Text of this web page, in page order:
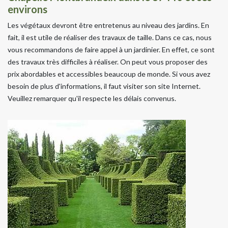
environs
Les végétaux devront être entretenus au niveau des jardins. En
fait, il est utile de réaliser des travaux de taille. Dans ce cas, nous
vous recommandons de faire appel à un jardinier. En effet, ce sont
des travaux très difficiles à réaliser. On peut vous proposer des
prix abordables et accessibles beaucoup de monde. Si vous avez
besoin de plus d'informations, il faut visiter son site Internet.
Veuillez remarquer qu'il respecte les délais convenus.